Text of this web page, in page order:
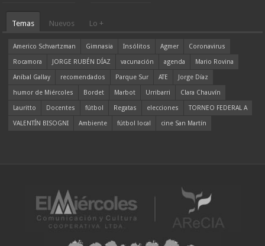
Temas Nuevos Lo +
Americo Schvartzman Gimnasia Insólitos Agmer
Coronavirus
Rocamora
JORGE RUBÉN DÍAZ vacunación agenda
Mario Rovina
Aníbal Gallay
recomendados Parque Sur ATE
Jorge Díaz
humor de Miércoles
Bordet Marbot Urribarri
Clara Chauvín
Lauritto
Docentes fútbol Regatas elecciones
TORNEO FEDERAL A
VALENTÍN BISOGNI
Ambiente fútbol local cine San Martín